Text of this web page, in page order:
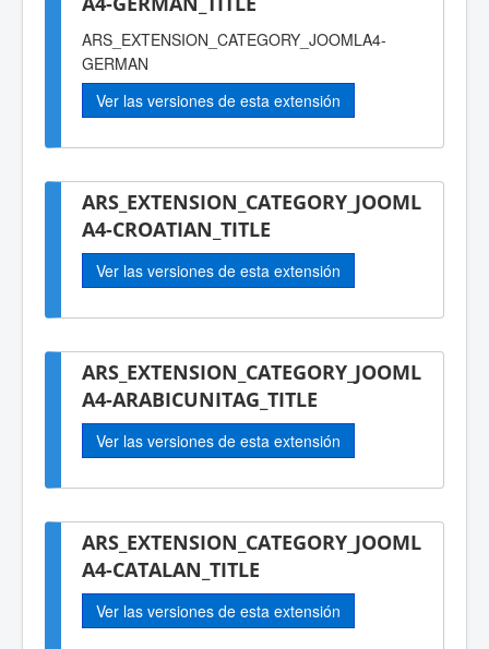
ARS_EXTENSION_CATEGORY_JOOMLA4-
GERMAN
Ver las versiones de esta extensión
ARS_EXTENSION_CATEGORY_JOOML
A4-CROATIAN_TITLE
Ver las versiones de esta extensión
ARS_EXTENSION_CATEGORY_JOOML
A4-ARABICUNITAG_TITLE
Ver las versiones de esta extensión
ARS_EXTENSION_CATEGORY_JOOML
A4-CATALAN_TITLE
Ver las versiones de esta extensión